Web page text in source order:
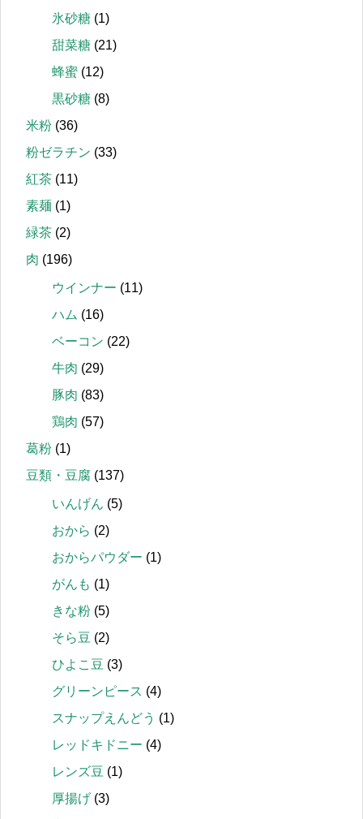
氷砂糖 (1)
甜菜糖 (21)
蜂蜜 (12)
黒砂糖 (8)
米粉 (36)
粉ゼラチン (33)
紅茶 (11)
素麺 (1)
緑茶 (2)
肉 (196)
ウインナー (11)
ハム (16)
ベーコン (22)
牛肉 (29)
豚肉 (83)
鶏肉 (57)
葛粉 (1)
豆類・豆腐 (137)
いんげん (5)
おから (2)
おからパウダー (1)
がんも (1)
きな粉 (5)
そら豆 (2)
ひよこ豆 (3)
グリーンピース (4)
スナップえんどう (1)
レッドキドニー (4)
レンズ豆 (1)
厚揚げ (3)